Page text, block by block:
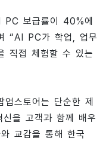
PC 보급률이 40%에
“AI PC가 학업, 업무
직접 체험할 수 있는
스토어는 단순한 제
을 고객과 함께 배우
교감을 통해 한국